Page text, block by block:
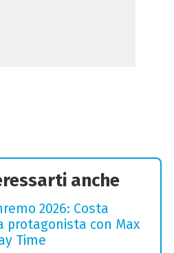
anche
2026: Costa
protagonista con Max
Time